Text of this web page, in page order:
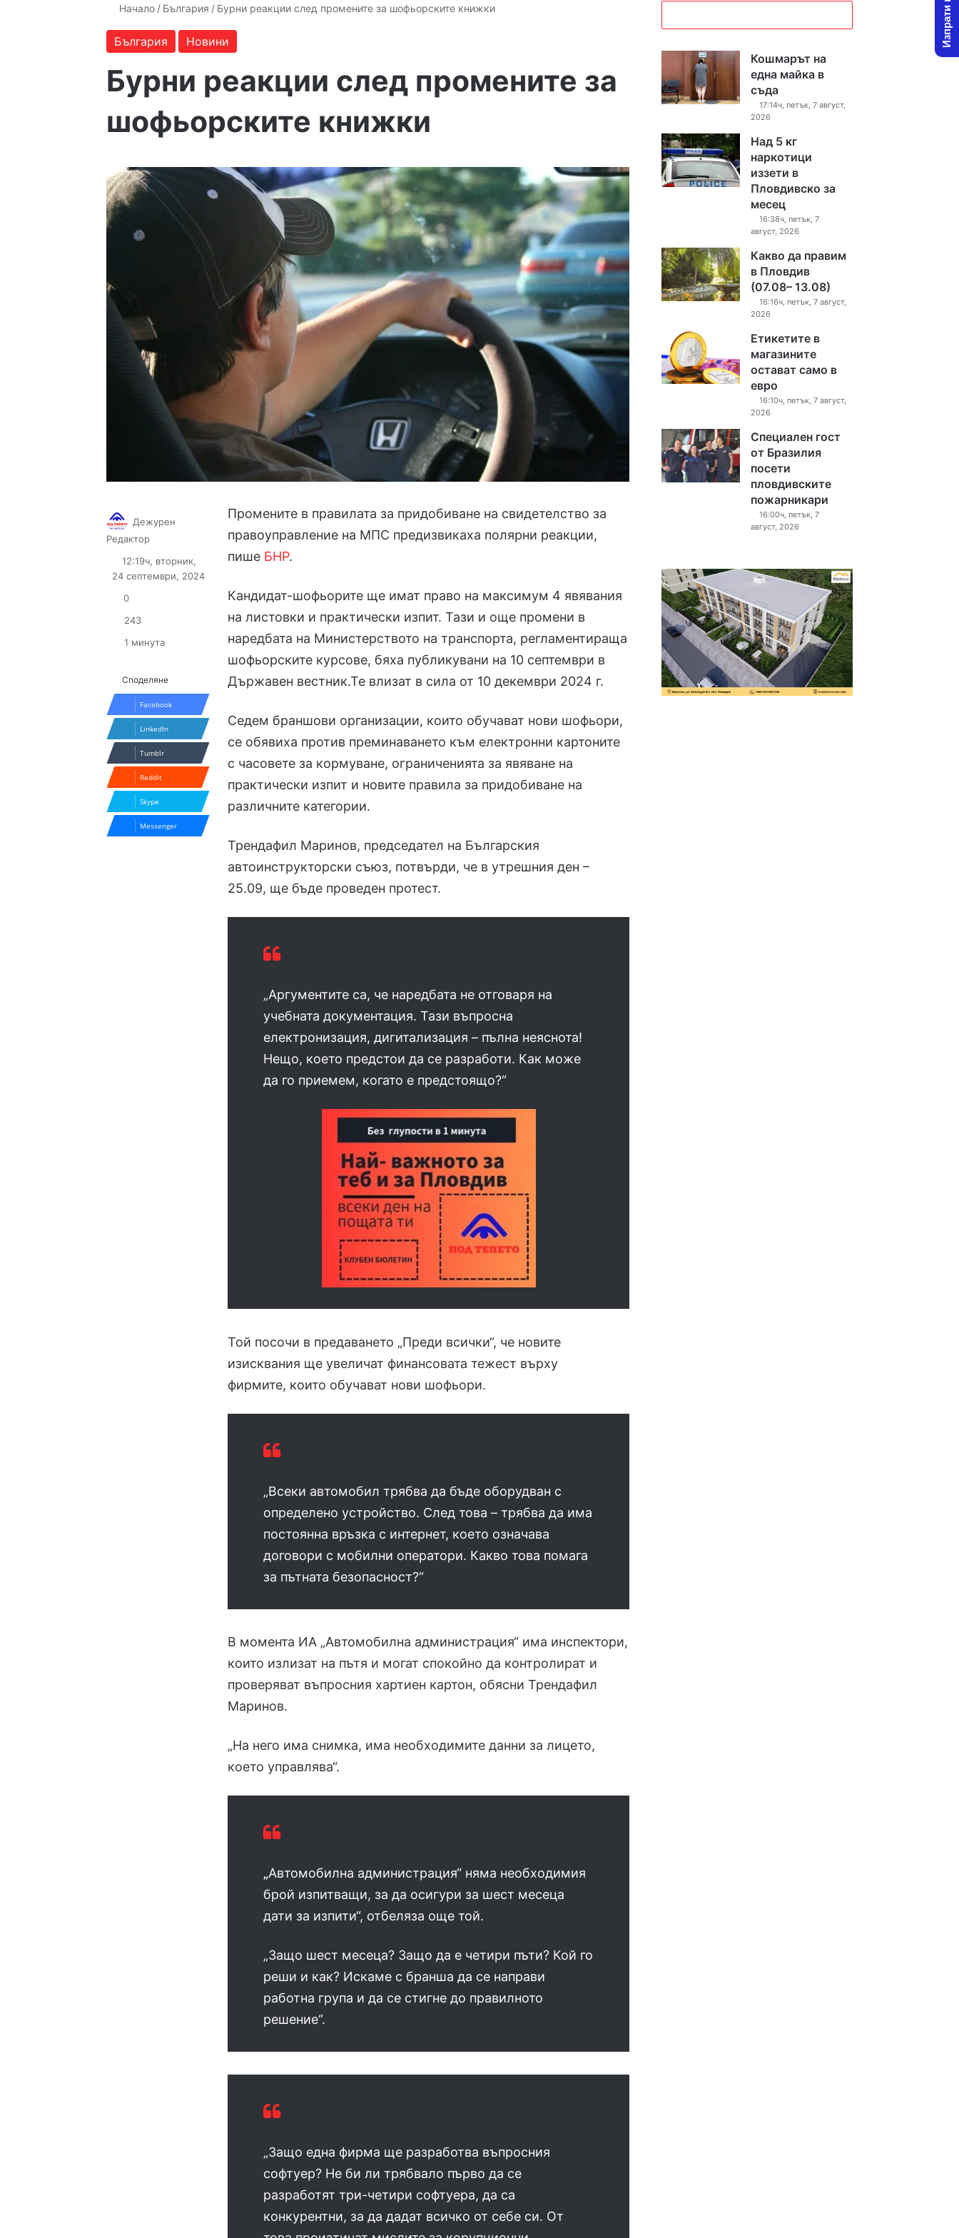
Начало / България / Бурни реакции след промените за шофьорските книжки
България Новини
Бурни реакции след промените за
шофьорските книжки
Промените в правилата за придобиване на свидетелство за
правоуправление на МПС предизвикаха полярни реакции,
пише БНР.
Кандидат-шофьорите ще имат право на максимум 4 явявания
на листовки и практически изпит. Тази и още промени в
наредбата на Министерството на транспорта, регламентираща
шофьорските курсове, бяха публикувани на 10 септември в
Държавен вестник.Те влизат в сила от 10 декември 2024 г.
Седем браншови организации, които обучават нови шофьори,
се обявиха против преминаването към електронни картоните
с часовете за кормуване, ограниченията за явяване на
практически изпит и новите правила за придобиване на
различните категории.
Трендафил Маринов, председател на Българския
автоинструкторски съюз, потвърди, че в утрешния ден –
25.09, ще бъде проведен протест.
„Аргументите са, че наредбата не отговаря на
учебната документация. Тази въпросна
електронизация, дигитализация – пълна неяснота!
Нещо, което предстои да се разработи. Как може
да го приемем, когато е предстоящо?“
Той посочи в предаването „Преди всички“, че новите
изисквания ще увеличат финансовата тежест върху
фирмите, които обучават нови шофьори.
„Всеки автомобил трябва да бъде оборудван с
определено устройство. След това – трябва да има
постоянна връзка с интернет, което означава
договори с мобилни оператори. Какво това помага
за пътната безопасност?“
В момента ИА „Автомобилна администрация“ има инспектори,
които излизат на пътя и могат спокойно да контролират и
проверяват въпросния хартиен картон, обясни Трендафил
Маринов.
„На него има снимка, има необходимите данни за лицето,
което управлява“.
„Автомобилна администрация“ няма необходимия
брой изпитващи, за да осигури за шест месеца
дати за изпити“, отбеляза още той.
„Защо шест месеца? Защо да е четири пъти? Кой го
реши и как? Искаме с бранша да се направи
работна група и да се стигне до правилното
решение“.
„Защо една фирма ще разработва въпросния
софтуер? Не би ли трябвало първо да се
разработят три-четири софтуера, да са
конкурентни, за да дадат всичко от себе си. От
Дежурен
Редактор
X email
12:19ч, вторник,
24 септември, 2024
0
243
1 минута
Споделяне
Facebook
LinkedIn
Tumblr
Reddit
Skype
Messenger
Кошмарът на
една майка в
съда
17:14ч, петък, 7 август,
2026
Над 5 кг
наркотици
иззети в
Пловдивско за
месец
16:38ч, петък, 7
август, 2026
Какво да правим
в Пловдив
(07.08– 13.08)
16:16ч, петък, 7 август,
2026
Етикетите в
магазините
остават само в
евро
16:10ч, петък, 7 август,
2026
Специален гост
от Бразилия
посети
пловдивските
пожарникари
16:00ч, петък, 7
август, 2026